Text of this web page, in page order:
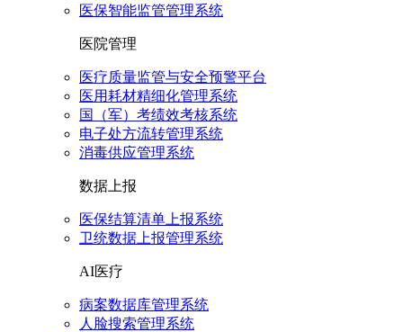
医保智能监管管理系统
医院管理
医疗质量监管与安全预警平台
医用耗材精细化管理系统
国（军）考绩效考核系统
电子处方流转管理系统
消毒供应管理系统
数据上报
医保结算清单上报系统
卫统数据上报管理系统
AI医疗
病案数据库管理系统
人脸搜索管理系统